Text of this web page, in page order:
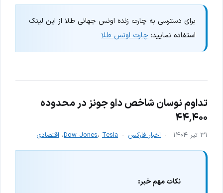
برای دسترسی به چارت زنده اونس جهانی طلا از این لینک
استفاده نمایید: چارت اونس طلا
تداوم نوسان شاخص داو جونز در محدوده
۴۴٬۴۰۰
۳۱ تیر ۱۴۰۴ اخبار فارکس Dow Jones، Tesla ، اقتصادی
نکات مهم خبر: